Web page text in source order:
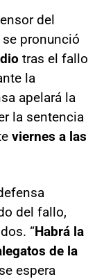
del
se pronunció
tras el fallo
la
apelará la
la sentencia
viernes a las
del fallo,
“Habrá la
de la
espera